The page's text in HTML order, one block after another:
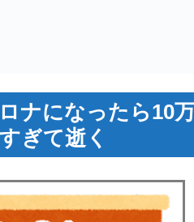
ロナになったら10
ぎて逝く